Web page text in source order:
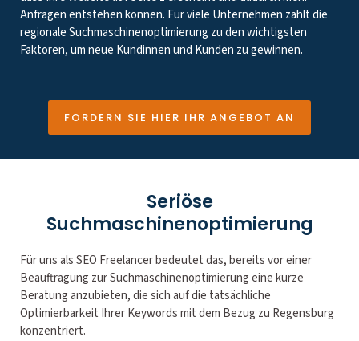
Anfragen entstehen können. Für viele Unternehmen zählt die
regionale Suchmaschinenoptimierung zu den wichtigsten
Faktoren, um neue Kundinnen und Kunden zu gewinnen.
FORDERN SIE HIER IHR ANGEBOT AN
Seriöse
Suchmaschinenoptimierung
Für uns als SEO Freelancer bedeutet das, bereits vor einer
Beauftragung zur Suchmaschinenoptimierung eine kurze
Beratung anzubieten, die sich auf die tatsächliche
Optimierbarkeit Ihrer Keywords mit dem Bezug zu Regensburg
konzentriert.